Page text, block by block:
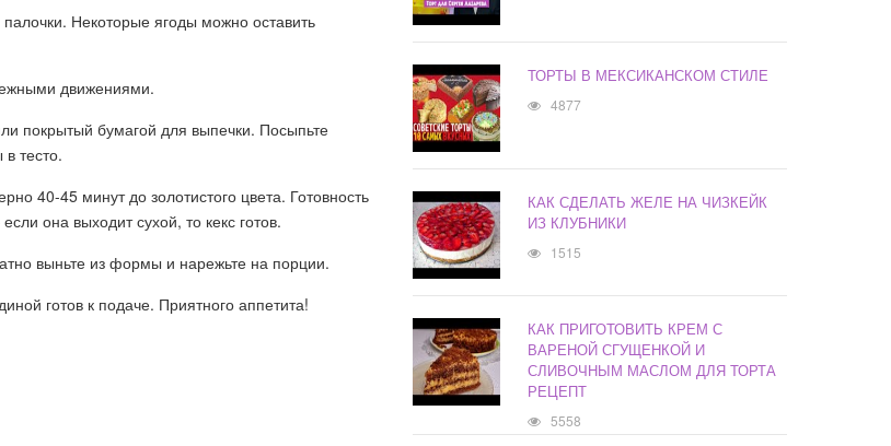
Некоторые ягоды можно оставить
движениями.
покрытый бумагой для выпечки. Посыпьте
тесто.
40-45 минут до золотистого цвета. Готовность
она выходит сухой, то кекс готов.
выньте из формы и нарежьте на порции.
готов к подаче. Приятного аппетита!
ТОРТЫ В МЕКСИКАНСКОМ СТИЛЕ
4877
КАК СДЕЛАТЬ ЖЕЛЕ НА ЧИЗКЕЙК
ИЗ КЛУБНИКИ
1515
КАК ПРИГОТОВИТЬ КРЕМ С
ВАРЕНОЙ СГУЩЕНКОЙ И
СЛИВОЧНЫМ МАСЛОМ ДЛЯ ТОРТА
РЕЦЕПТ
5558